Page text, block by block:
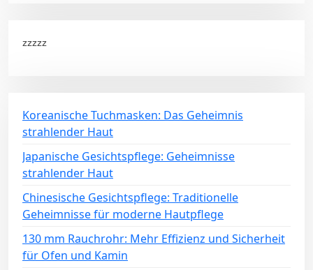
zzzzz
Koreanische Tuchmasken: Das Geheimnis
strahlender Haut
Japanische Gesichtspflege: Geheimnisse
strahlender Haut
Chinesische Gesichtspflege: Traditionelle
Geheimnisse für moderne Hautpflege
130 mm Rauchrohr: Mehr Effizienz und Sicherheit
für Ofen und Kamin